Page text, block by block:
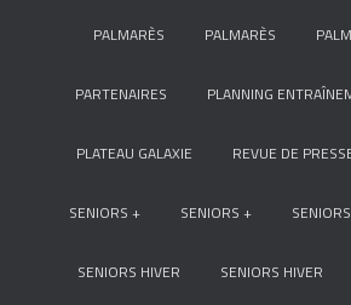
PALMARÈS PALMARÈS
PARTENAIRES PLANNING
PLATEAU GALAXIE REVUE DE
SENIORS + SENIORS +
SENIORS HIVER SENIORS HIVER